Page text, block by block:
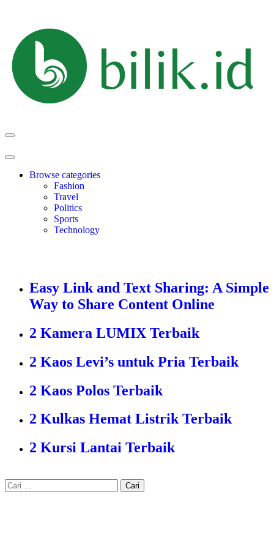
Browse categories
Fashion
Travel
Politics
Sports
Technology
Easy Link and Text Sharing: A Simple
Way to Share Content Online
2 Kamera LUMIX Terbaik
2 Kaos Levi’s untuk Pria Terbaik
2 Kaos Polos Terbaik
2 Kulkas Hemat Listrik Terbaik
2 Kursi Lantai Terbaik